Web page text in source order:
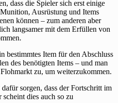
dass die Spieler sich erst einige
Ausrüstung und Items
können – zum anderen aber
langsamer mit dem Erfüllen von
bestimmtes Item für den Abschluss
des benötigten Items – und man
zu, um weiterzukommen.
sorgen, dass der Fortschritt im
dies auch so zu